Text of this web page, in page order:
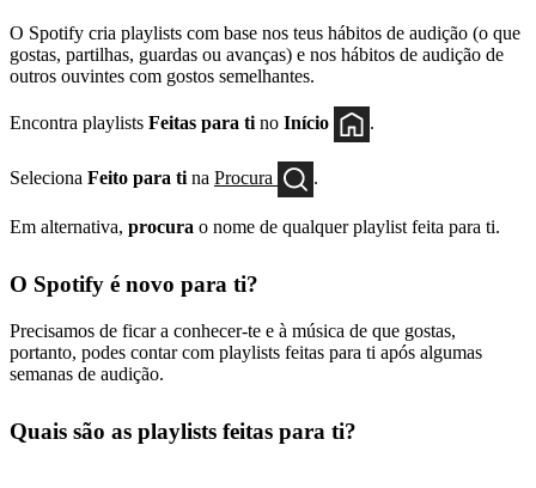
O Spotify cria playlists com base nos teus hábitos de audição (o que
gostas, partilhas, guardas ou avanças) e nos hábitos de audição de
outros ouvintes com gostos semelhantes.
Encontra playlists Feitas para ti no Início .
Seleciona Feito para ti na Procura .
Em alternativa, procura o nome de qualquer playlist feita para ti.
O Spotify é novo para ti?
Precisamos de ficar a conhecer-te e à música de que gostas,
portanto, podes contar com playlists feitas para ti após algumas
semanas de audição.
Quais são as playlists feitas para ti?